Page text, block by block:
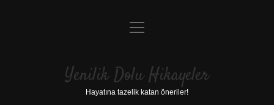
Anasayfa
Yasal Uyarı
menüyü
Yenilik Dolu Hikayeler
Hayatına tazelik katan öneriler!